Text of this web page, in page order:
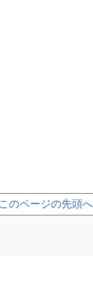
このページの先頭へ